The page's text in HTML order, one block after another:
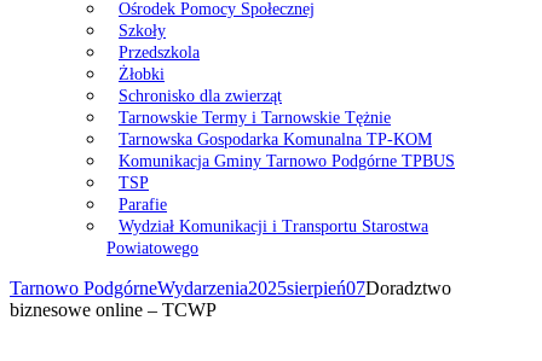
Ośrodek Pomocy Społecznej
Szkoły
Przedszkola
Żłobki
Schronisko dla zwierząt
Tarnowskie Termy i Tarnowskie Tężnie
Tarnowska Gospodarka Komunalna TP-KOM
Komunikacja Gminy Tarnowo Podgórne TPBUS
TSP
Parafie
Wydział Komunikacji i Transportu Starostwa
Powiatowego
Tarnowo PodgórneWydarzenia2025sierpień07Doradztwo
biznesowe online – TCWP